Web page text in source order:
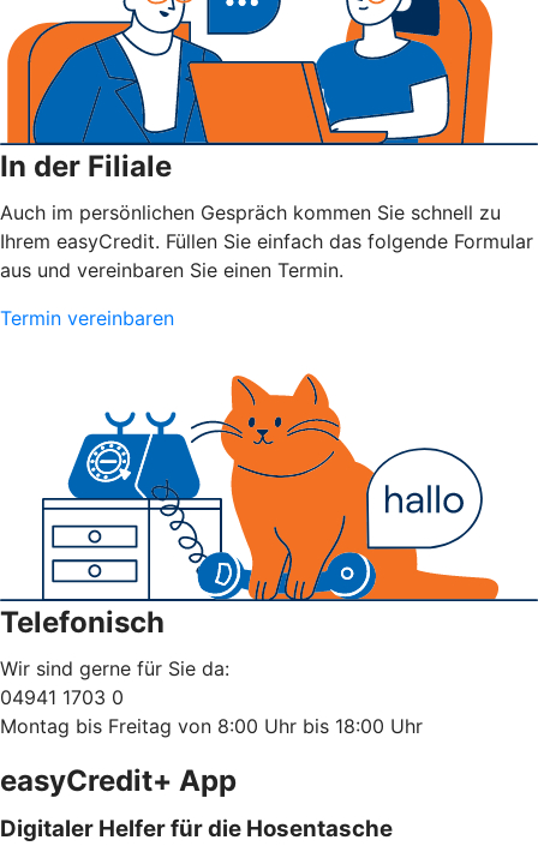
In der Filiale
Auch im persönlichen Gespräch kommen Sie schnell zu
Ihrem easyCredit. Füllen Sie einfach das folgende Formular
aus und vereinbaren Sie einen Termin.
Termin vereinbaren
Telefonisch
Wir sind gerne für Sie da:
04941 1703 0
Montag bis Freitag von 8:00 Uhr bis 18:00 Uhr
easyCredit+ App
Digitaler Helfer für die Hosentasche